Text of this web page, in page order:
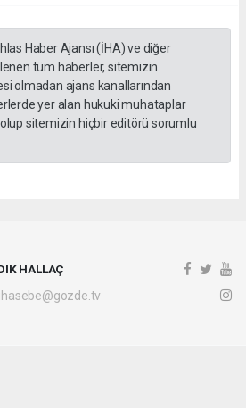
Haber Ajansı (İHA) ve diğer
tüm haberler, sitemizin
olmadan ajans kanallarından
yer alan hukuki muhataplar
sitemizin hiçbir editörü sorumlu
HALLAÇ